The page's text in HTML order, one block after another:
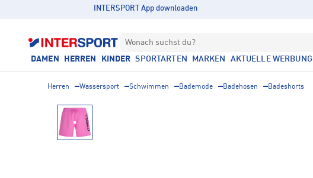
INTERSPORT App downloaden
Wonach suchst du?
DAMEN HERREN KINDER SPORTARTEN MARKEN AKTUELLE WERBUNG
Herren Wassersport Schwimmen Bademode Badehosen Badeshorts